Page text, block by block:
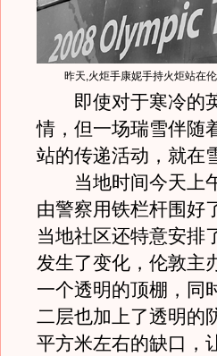
昨天,火炬手康妮手持火炬站在伦
即使对于寒冷的英
情，但一场瑞雪伴随
站的传递活动，就在
当地时间今天上午
由警察用铁栏杆围好
当地社区还特意安排
发生了变化，伦敦主
一个透明的顶棚，同
二层也加上了透明的
平方米左右的缺口，